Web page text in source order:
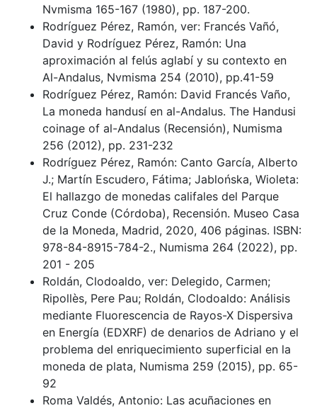
Nvmisma 165-167 (1980), pp. 187-200.
Rodríguez Pérez, Ramón, ver: Francés Vañó,
David y Rodríguez Pérez, Ramón: Una
aproximación al felús aglabí y su contexto en
Al-Andalus, Nvmisma 254 (2010), pp.41-59
Rodríguez Pérez, Ramón: David Francés Vaño,
La moneda handusí en al-Andalus. The Handusi
coinage of al-Andalus (Recensión), Numisma
256 (2012), pp. 231-232
Rodríguez Pérez, Ramón: Canto García, Alberto
J.; Martín Escudero, Fátima; Jablońska, Wioleta:
El hallazgo de monedas califales del Parque
Cruz Conde (Córdoba), Recensión. Museo Casa
de la Moneda, Madrid, 2020, 406 páginas. ISBN:
978-84-8915-784-2., Numisma 264 (2022), pp.
201 - 205
Roldán, Clodoaldo, ver: Delegido, Carmen;
Ripollès, Pere Pau; Roldán, Clodoaldo: Análisis
mediante Fluorescencia de Rayos-X Dispersiva
en Energía (EDXRF) de denarios de Adriano y el
problema del enriquecimiento superficial en la
moneda de plata, Numisma 259 (2015), pp. 65-
92
Roma Valdés, Antonio: Las acuñaciones en